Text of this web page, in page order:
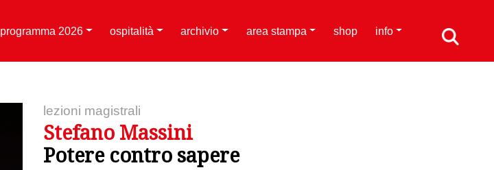
programma 2026 ospitalità archivio area stampa shop info
lezioni magistrali
Stefano Massini
Potere contro sapere